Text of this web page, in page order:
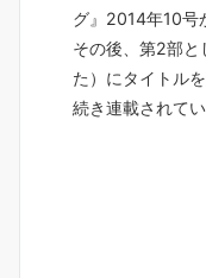
グ』2014年10号
その後、第2部と
た）にタイトル
続き連載されて